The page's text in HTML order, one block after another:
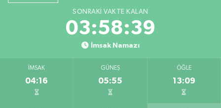
SONRAKI VAKTE KALAN
03:58:39
İmsak Namazı
İMSAK
04:16
GÜNEŞ
05:55
ÖĞLE
13:09